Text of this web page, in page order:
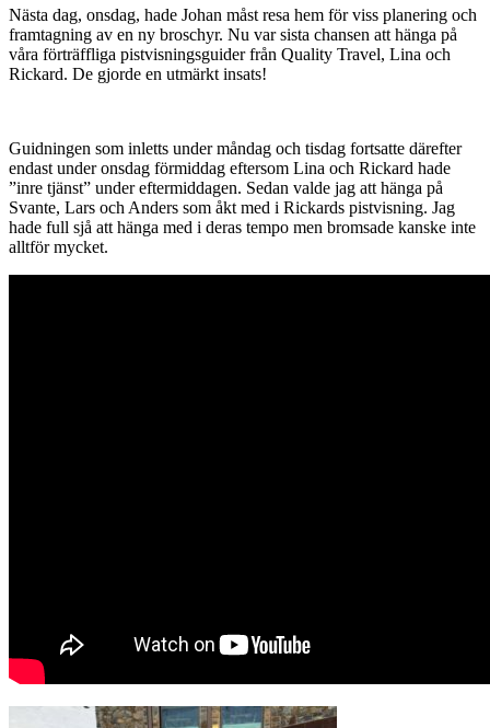
Nästa dag, onsdag, hade Johan måst resa hem för viss planering och
framtagning av en ny broschyr. Nu var sista chansen att hänga på
våra förträffliga pistvisningsguider från Quality Travel, Lina och
Rickard. De gjorde en utmärkt insats!
Guidningen som inletts under måndag och tisdag fortsatte därefter
endast under onsdag förmiddag eftersom Lina och Rickard hade
”inre tjänst” under eftermiddagen. Sedan valde jag att hänga på
Svante, Lars och Anders som åkt med i Rickards pistvisning. Jag
hade full sjå att hänga med i deras tempo men bromsade kanske inte
alltför mycket.